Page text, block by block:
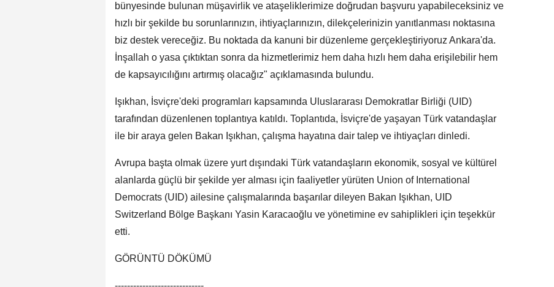
bünyesinde bulunan müşavirlik ve ataşeliklerimize doğrudan başvuru yapabileceksiniz ve
hızlı bir şekilde bu sorunlarınızın, ihtiyaçlarınızın, dilekçelerinizin yanıtlanması noktasına
biz destek vereceğiz. Bu noktada da kanuni bir düzenleme gerçekleştiriyoruz Ankara'da.
İnşallah o yasa çıktıktan sonra da hizmetlerimiz hem daha hızlı hem daha erişilebilir hem
de kapsayıcılığını artırmış olacağız" açıklamasında bulundu.
Işıkhan, İsviçre'deki programları kapsamında Uluslararası Demokratlar Birliği (UID)
tarafından düzenlenen toplantıya katıldı. Toplantıda, İsviçre'de yaşayan Türk vatandaşlar
ile bir araya gelen Bakan Işıkhan, çalışma hayatına dair talep ve ihtiyaçları dinledi.
Avrupa başta olmak üzere yurt dışındaki Türk vatandaşların ekonomik, sosyal ve kültürel
alanlarda güçlü bir şekilde yer alması için faaliyetler yürüten Union of International
Democrats (UID) ailesine çalışmalarında başarılar dileyen Bakan Işıkhan, UID
Switzerland Bölge Başkanı Yasin Karacaoğlu ve yönetimine ev sahiplikleri için teşekkür
etti.
GÖRÜNTÜ DÖKÜMÜ